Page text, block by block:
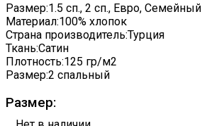
Размер:1.5 сп., 2 сп., Евро, Семейный
Материал:100% хлопок
Страна производитель:Турция
Ткань:Сатин
Плотность:125 гр/м2
Размер:2 спальный
Размер: